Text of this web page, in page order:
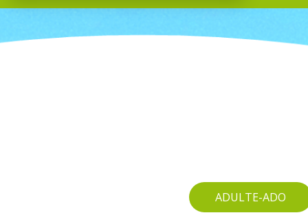
ADULTE-ADO